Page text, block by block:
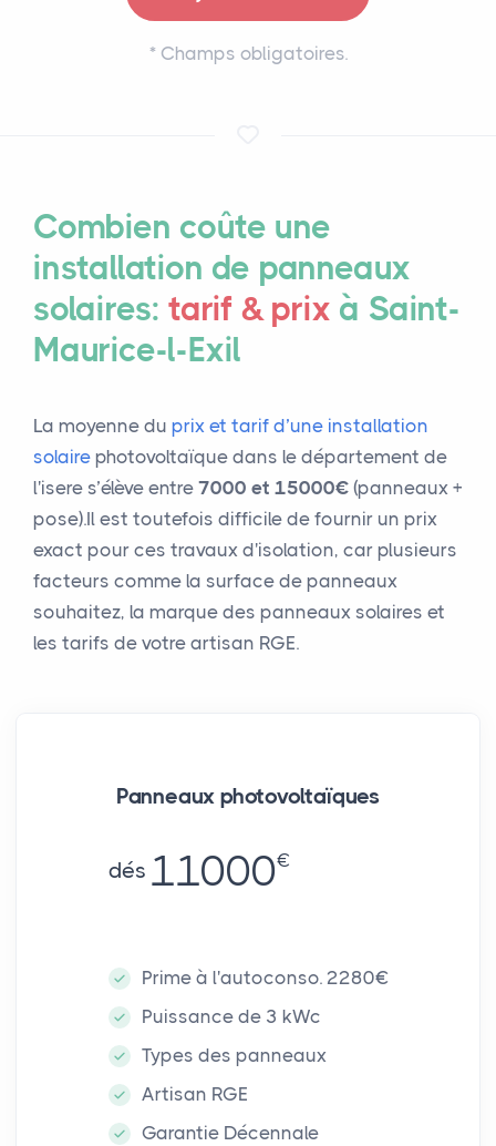
*Champs obligatoires.
Combien coûte une
installation de panneaux
solaires:tarif & prix à Saint-
Maurice-l-Exil
La moyenne du prix et tarif d’une installation
solaire photovoltaïque dans le département de
l'isere s’élève entre 7000 et 15000€ (panneaux +
pose).Il est toutefois difficile de fournir un prix
exact pour ces travaux d'isolation, car plusieurs
facteurs comme la surface de panneaux
souhaitez, la marque des panneaux solaires et
les tarifs de votre artisan RGE.
Panneaux photovoltaïques
dés 11000€
Prime à l'autoconso. 2280€
Puissance de 3 kWc
Types des panneaux
Artisan RGE
Garantie Décennale